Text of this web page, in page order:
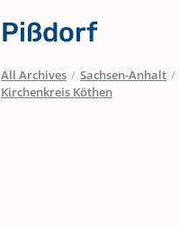
Pißdorf
All Archives / Sachsen-Anhalt /
Kirchenkreis Köthen